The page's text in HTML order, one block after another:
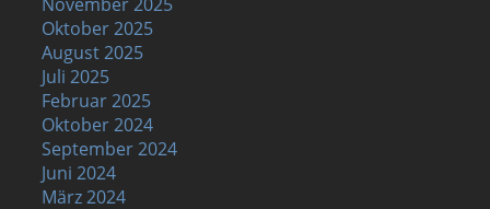
Oktober 2025
August 2025
Juli 2025
Februar 2025
Oktober 2024
September 2024
Juni 2024
März 2024